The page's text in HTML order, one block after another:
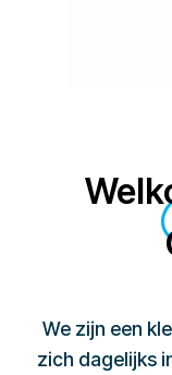
We zijn een
zich dagelijks